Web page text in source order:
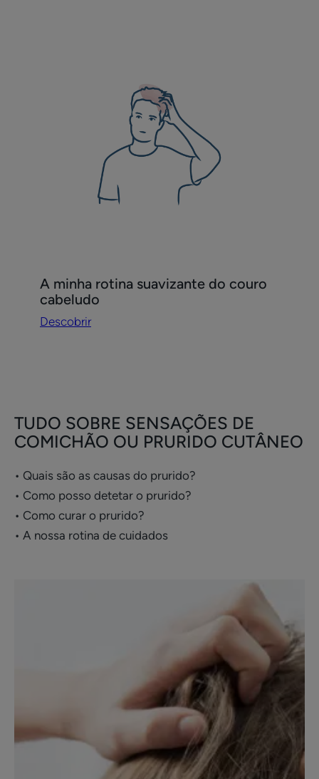
A minha rotina suavizante do couro
cabeludo
Descobrir
TUDO SOBRE SENSAÇÕES DE
COMICHÃO OU PRURIDO CUTÂNEO
• Quais são as causas do prurido?
• Como posso detetar o prurido?
• Como curar o prurido?
• A nossa rotina de cuidados